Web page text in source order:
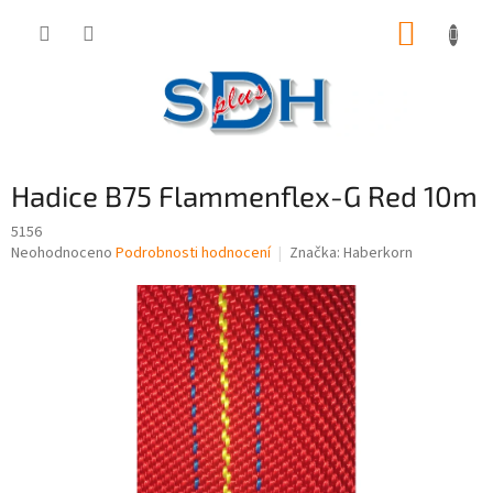
Hadice B75 Flammenflex-G Red 10m
5156
Průměrné
Neohodnoceno Podrobnosti hodnocení Značka: Haberkorn